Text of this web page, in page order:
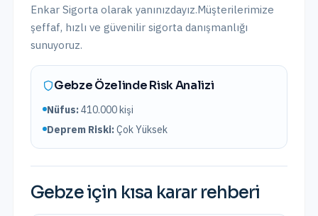
Enkar Sigorta olarak yanınızdayız.Müşterilerimize
şeffaf, hızlı ve güvenilir sigorta danışmanlığı
sunuyoruz.
GebzeÖzelinde Risk Analizi
Nüfus:410.000kişi
Deprem Riski:Çok Yüksek
Gebzeiçin kısa karar rehberi